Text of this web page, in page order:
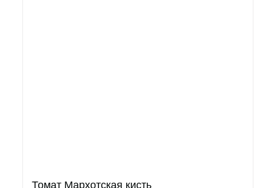
Томат Мархотская кисть